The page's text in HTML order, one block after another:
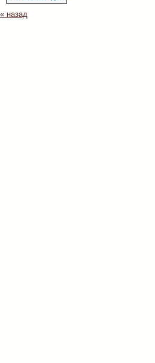
« назад